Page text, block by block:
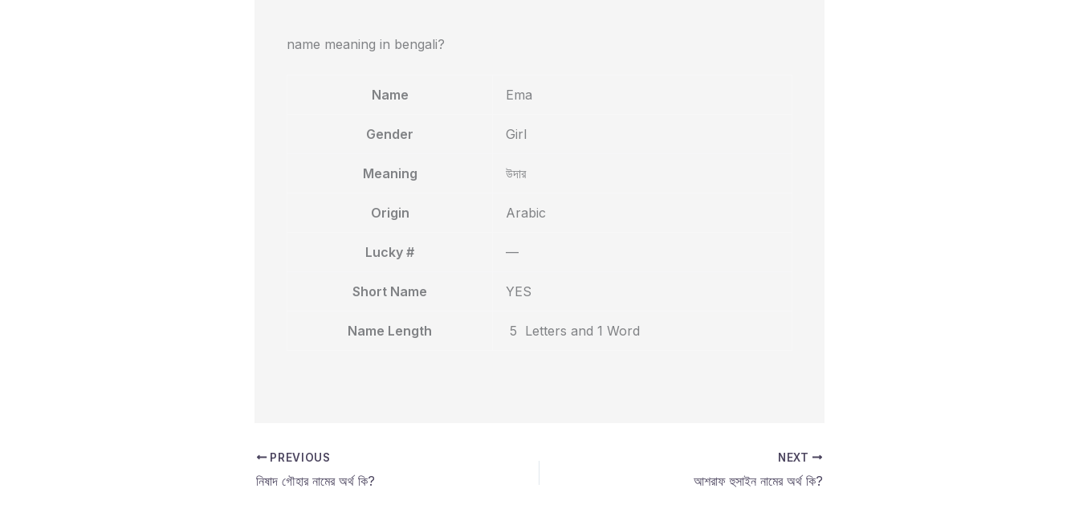
name meaning in bengali?
Name Ema
Gender Girl
Meaning উদার
Origin Arabic
Lucky # —
Short Name YES
Name Length 5 Letters and 1 Word
PREVIOUS
নিষাদ গৌহার নামের অর্থ কি?
NEXT
আশরাফ হুসাইন নামের অর্থ কি?